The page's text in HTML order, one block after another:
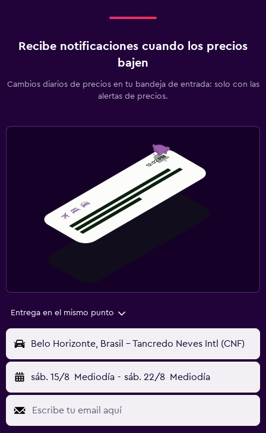
Recibe notificaciones cuando los precios
bajen
Cambios diarios de precios en tu bandeja de entrada: solo con las
alertas de precios.
Entrega en el mismo punto
Belo Horizonte, Brasil - Tancredo Neves Intl (CNF)
sáb. 15/8 Mediodía - sáb. 22/8 Mediodía